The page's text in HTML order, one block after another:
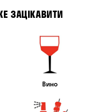
ЗАЦІКАВИТИ
Вино